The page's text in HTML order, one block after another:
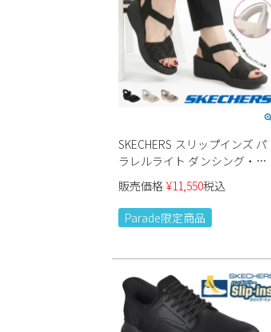
SKECHERS スリップインズ パ
ラレルライト ダンシング・ア
ウェイ2 163366 レディース
Parade限定商品
販売価格 ¥11,550税込
Parade限定商品